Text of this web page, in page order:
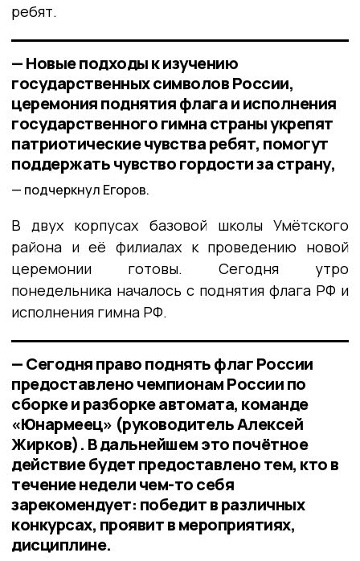
ребят.
— Новые подходы к изучению
государственных символов России,
церемония поднятия флага и исполнения
государственного гимна страны укрепят
патриотические чувства ребят, помогут
поддержать чувство гордости за страну,
подчеркнул Егоров.
В двух корпусах базовой школы Умётского
района и её филиалах к проведению новой
церемонии готовы. Сегодня утро
понедельника началось с поднятия флага РФ и
исполнения гимна РФ.
— Сегодня право поднять флаг России
предоставлено чемпионам России по
сборке и разборке автомата, команде
«Юнармеец» (руководитель Алексей
Жирков). В дальнейшем это почётное
действие будет предоставлено тем, кто в
течение недели чем-то себя
зарекомендует: победит в различных
конкурсах, проявит в мероприятиях,
дисциплине.